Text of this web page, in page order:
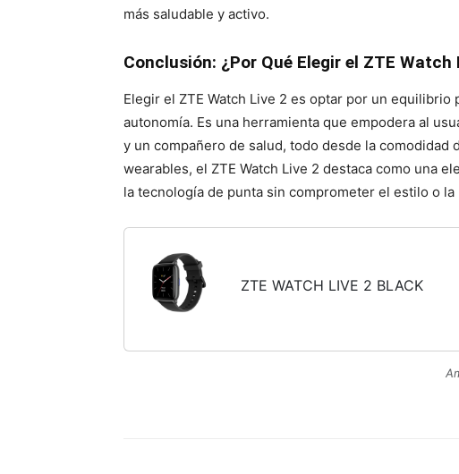
más saludable y activo.
Conclusión: ¿Por Qué Elegir el ZTE Watch
Elegir el ZTE Watch Live 2 es optar por un
autonomía. Es una herramienta que empodera al
y un compañero de salud, todo desde la comodidad
wearables, el ZTE Watch Live 2 destaca como una
la tecnología de punta sin comprometer el estilo o la
ZTE WATCH LIVE 2 BLACK